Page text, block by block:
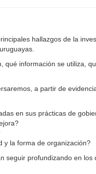
hallazgos de la
información se utiliza,
a partir de
en sus prácticas de
y la forma de organización?
seguir profundizando en